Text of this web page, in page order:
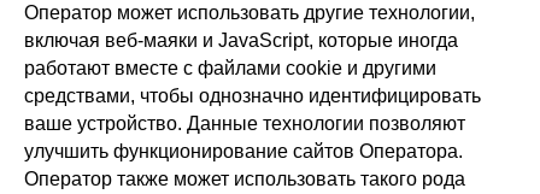
Оператор может использовать другие технологии,
включая веб-маяки и JavaScript, которые иногда
работают вместе с файлами cookie и другими
средствами, чтобы однозначно идентифицировать
ваше устройство. Данные технологии позволяют
улучшить функционирование сайтов Оператора.
Оператор также может использовать такого рода